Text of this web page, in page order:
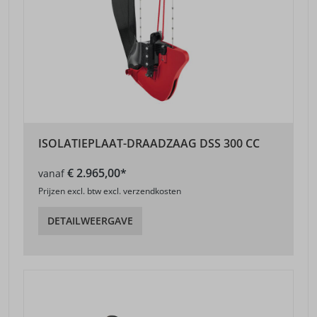
ISOLATIEPLAAT-DRAADZAAG DSS 300 CC
vanaf€ 2.965,00*
Prijzen excl. btw excl. verzendkosten
DETAILWEERGAVE